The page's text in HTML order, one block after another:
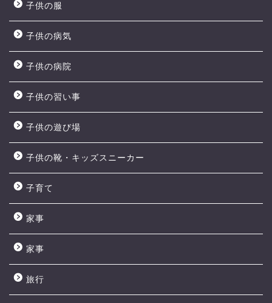
子供の服
子供の病気
子供の病院
子供の習い事
子供の遊び場
子供の靴・キッズスニーカー
子育て
家事
家事
旅行